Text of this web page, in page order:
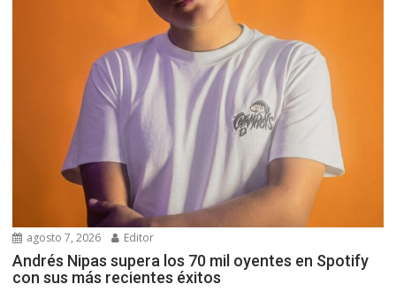
agosto 7, 2026 Editor
Andrés Nipas supera los 70 mil oyentes en Spotify
con sus más recientes éxitos